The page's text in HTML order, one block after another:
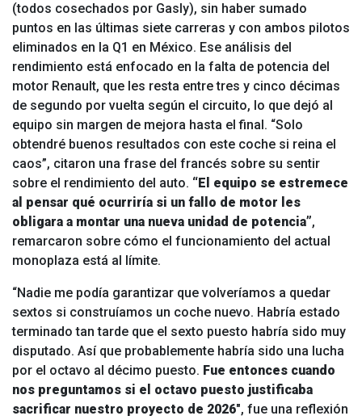
(todos cosechados por Gasly), sin haber sumado
puntos en las últimas siete carreras y con ambos pilotos
eliminados en la Q1 en México. Ese análisis del
rendimiento está enfocado en la falta de potencia del
motor Renault, que les resta entre tres y cinco décimas
de segundo por vuelta según el circuito, lo que dejó al
equipo sin margen de mejora hasta el final. “Solo
obtendré buenos resultados con este coche si reina el
caos”, citaron una frase del francés sobre su sentir
sobre el rendimiento del auto. “El equipo se estremece
al pensar qué ocurriría si un fallo de motor les
obligara a montar una nueva unidad de potencia”,
remarcaron sobre cómo el funcionamiento del actual
monoplaza está al límite.
“Nadie me podía garantizar que volveríamos a quedar
sextos si construíamos un coche nuevo. Habría estado
terminado tan tarde que el sexto puesto habría sido muy
disputado. Así que probablemente habría sido una lucha
por el octavo al décimo puesto. Fue entonces cuando
nos preguntamos si el octavo puesto justificaba
sacrificar nuestro proyecto de 2026″, fue una reflexión